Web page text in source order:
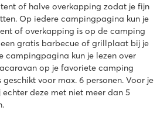
of halve overkapping zodat je fijn
Op iedere campingpagina kun je
of overkapping is op de camping
een gratis barbecue of grillplaat bij je
campingpagina kun je lezen over
op je favoriete camping
geschikt voor max. 6 personen. Voor je
deze met niet meer dan 5